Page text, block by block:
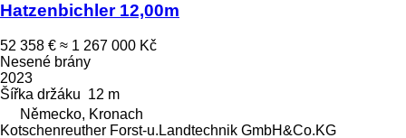
Hatzenbichler 12,00m
52 358 € ≈ 1 267 000 Kč
Nesené brány
2023
Šířka držáku 12 m
Německo, Kronach
Kotschenreuther Forst-u.Landtechnik GmbH&Co.KG